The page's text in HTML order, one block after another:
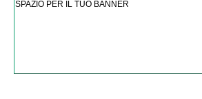
SPAZIO PER IL TUO BANNER